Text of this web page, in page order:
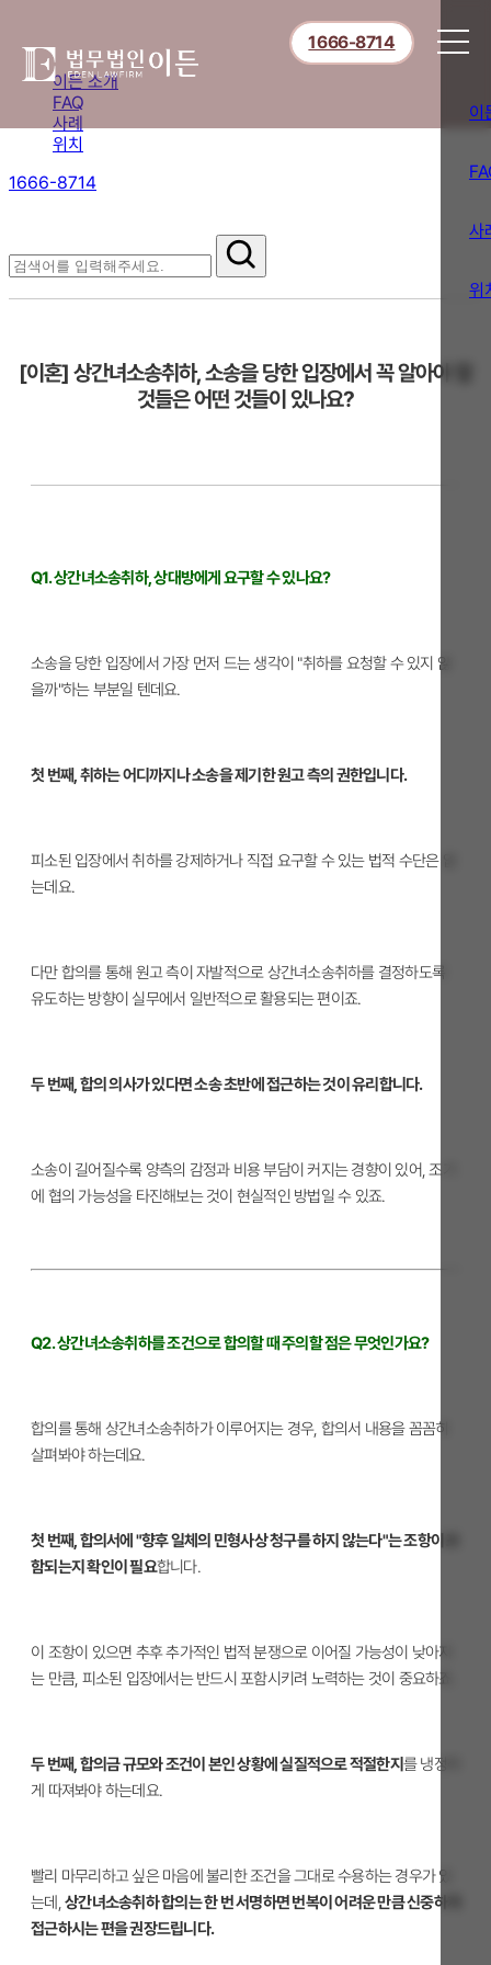
이든 소개
FAQ
사례
위치
1666-8714
1666-8714
이
사
위
[이혼] 상간녀소송취하, 소송을 당한 입장에서 꼭 알아야 할
것들은 어떤 것들이 있나요?
Q1. 상간녀소송취하, 상대방에게 요구할 수 있나요?
소송을 당한 입장에서 가장 먼저 드는 생각이 "취하를 요청할 수 있지 않
을까"하는 부분일 텐데요.
첫 번째, 취하는 어디까지나 소송을 제기한 원고 측의 권한입니다.
피소된 입장에서 취하를 강제하거나 직접 요구할 수 있는 법적 수단은 없
는데요.
다만 합의를 통해 원고 측이 자발적으로 상간녀소송취하를 결정하도록
유도하는 방향이 실무에서 일반적으로 활용되는 편이죠.
두 번째, 합의 의사가 있다면 소송 초반에 접근하는 것이 유리합니다.
소송이 길어질수록 양측의 감정과 비용 부담이 커지는 경향이 있어, 조기
에 협의 가능성을 타진해보는 것이 현실적인 방법일 수 있죠.
Q2. 상간녀소송취하를 조건으로 합의할 때 주의할 점은 무엇인가요?
합의를 통해 상간녀소송취하가 이루어지는 경우, 합의서 내용을 꼼꼼히
살펴봐야 하는데요.
첫 번째, 합의서에 "향후 일체의 민형사상 청구를 하지 않는다"는 조항이 포
함되는지 확인이 필요합니다.
이 조항이 있으면 추후 추가적인 법적 분쟁으로 이어질 가능성이 낮아지
는 만큼, 피소된 입장에서는 반드시 포함시키려 노력하는 것이 중요하죠.
두 번째, 합의금 규모와 조건이 본인 상황에 실질적으로 적절한지를 냉정하
게 따져봐야 하는데요.
빨리 마무리하고 싶은 마음에 불리한 조건을 그대로 수용하는 경우가 있
는데, 상간녀소송취하 합의는 한 번 서명하면 번복이 어려운 만큼 신중하게
접근하시는 편을 권장드립니다.